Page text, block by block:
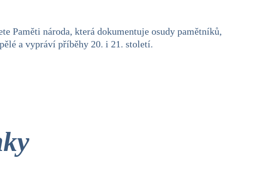
Paměti národa, která dokumentuje osudy pamětníků,
a vypráví příběhy 20. i 21. století.